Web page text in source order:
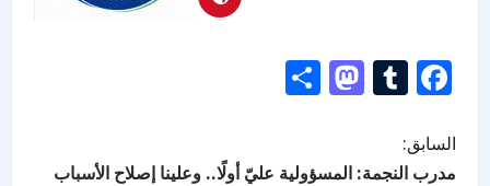
Facebook
Tumblr
Mastodon
السابق:
مدرب النجمة: المسؤولية عليّ أولًا.. وعلينا إصلاح الأسباب